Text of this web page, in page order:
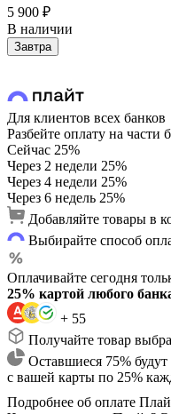
5 900 ₽
В наличии
Завтра
Для клиентов всех банков
Разбейте оплату на части
Сейчас 25%
Через 2 недели 25%
Через 4 недели 25%
Через 6 недель 25%
Добавляйте товары в
Выбирайте способ
Оплачивайте сегодня
25% картой любого
+ 55
Получайте товар
Оставшиеся 75% будут
с вашей карты по 25%
Подробнее об оплате